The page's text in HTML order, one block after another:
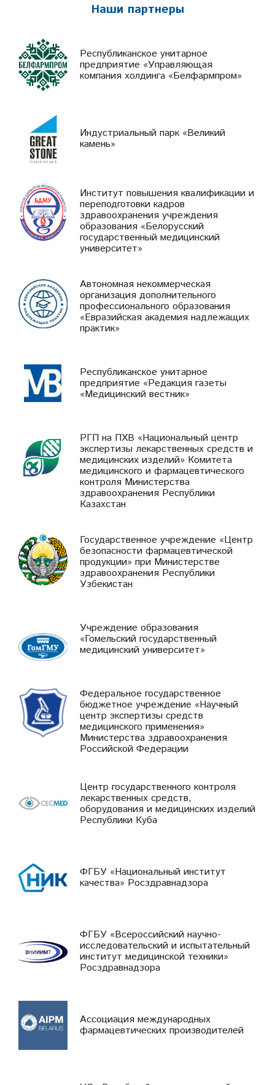
Наши партнеры
Республиканское унитарное
предприятие «Управляющая
компания холдинга «Белфармпром»
Индустриальный парк «Великий
камень»
Институт повышения квалификации и
переподготовки кадров
здравоохранения учреждения
образования «Белорусский
государственный медицинский
университет»
Автономная некоммерческая
организация дополнительного
профессионального образования
«Евразийская академия надлежащих
практик»
Республиканское унитарное
предприятие «Редакция газеты
«Медицинский вестник»
РГП на ПХВ «Национальный центр
экспертизы лекарственных средств и
медицинских изделий» Комитета
медицинского и фармацевтического
контроля Министерства
здравоохранения Республики
Казахстан
Государственное учреждение «Центр
безопасности фармацевтической
продукции» при Министерстве
здравоохранения Республики
Узбекистан
Учреждение образования
«Гомельский государственный
медицинский университет»
Федеральное государственное
бюджетное учреждение «Научный
центр экспертизы средств
медицинского применения»
Министерства здравоохранения
Российской Федерации
Центр государственного контроля
лекарственных средств,
оборудования и медицинских изделий
Республики Куба
ФГБУ «Национальный институт
качества» Росздравнадзора
ФГБУ «Всероссийский научно-
исследовательский и испытательный
институт медицинской техники»
Росздравнадзора
Ассоциация международных
фармацевтических производителей